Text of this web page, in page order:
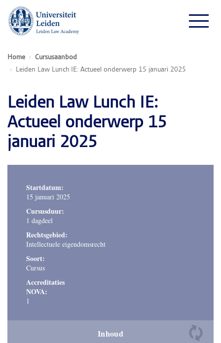
Home
Cursusaanbod
Leiden Law Lunch IE: Actueel onderwerp 15 januari 2025
Leiden Law Lunch IE:
Actueel onderwerp 15
januari 2025
Startdatum:
15 januari 2025
Cursusduur:
1 dagdeel
Rechtsgebied:
Intellectuele eigendomsrecht
Soort:
Cursus
Accreditaties
NOVA:
1
Inhoud